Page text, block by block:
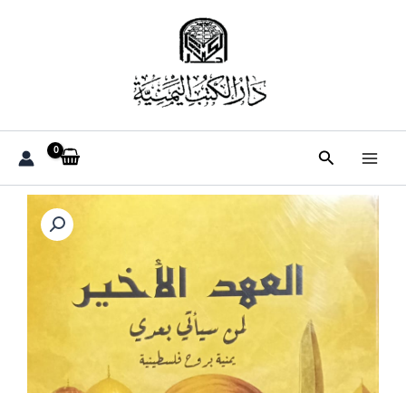
البحث
كمية
العهد
فلسطينية/
العهد)